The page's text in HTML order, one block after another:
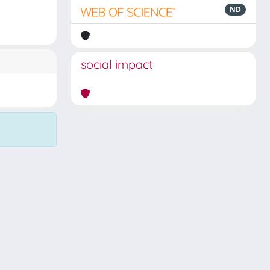
ND
social impact